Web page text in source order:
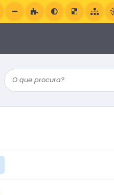
O que procura?